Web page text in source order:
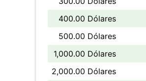
400.00 Dólares
500.00 Dólares
1,000.00 Dólares
2,000.00 Dólares